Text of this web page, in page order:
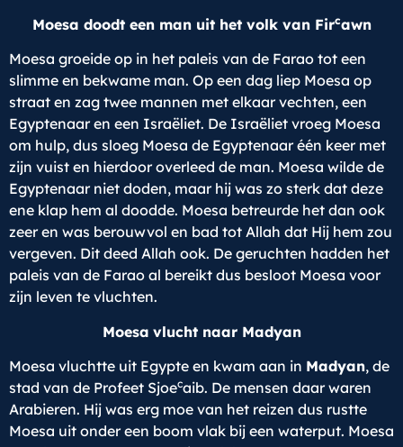
Moesa doodt een man uit het volk van Fircawn
Moesa groeide op in het paleis van de Farao tot een
slimme en bekwame man. Op een dag liep Moesa op
straat en zag twee mannen met elkaar vechten, een
Egyptenaar en een Israëliet. De Israëliet vroeg Moesa
om hulp, dus sloeg Moesa de Egyptenaar één keer met
zijn vuist en hierdoor overleed de man. Moesa wilde de
Egyptenaar niet doden, maar hij was zo sterk dat deze
ene klap hem al doodde. Moesa betreurde het dan ook
zeer en was berouwvol en bad tot Allah dat Hij hem zou
vergeven. Dit deed Allah ook. De geruchten hadden het
paleis van de Farao al bereikt dus besloot Moesa voor
zijn leven te vluchten.
Moesa vlucht naar Madyan
Moesa vluchtte uit Egypte en kwam aan in Madyan, de
stad van de Profeet Sjoecaib. De mensen daar waren
Arabieren. Hij was erg moe van het reizen dus rustte
Moesa uit onder een boom vlak bij een waterput. Moesa